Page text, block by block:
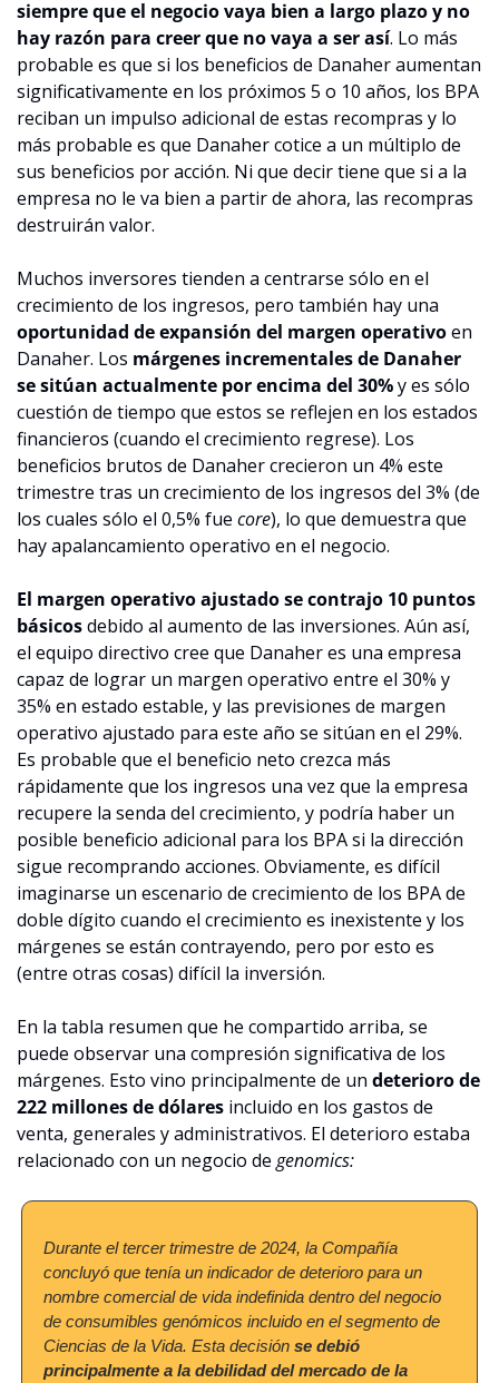
siempre que el negocio vaya bien a largo plazo y no
hay razón para creer que no vaya a ser así. Lo más
probable es que si los beneficios de Danaher aumentan
significativamente en los próximos 5 o 10 años, los BPA
reciban un impulso adicional de estas recompras y lo
más probable es que Danaher cotice a un múltiplo de
sus beneficios por acción. Ni que decir tiene que si a la
empresa no le va bien a partir de ahora, las recompras
destruirán valor.
Muchos inversores tienden a centrarse sólo en el
oportunidad de expansión del margen operativo en
Danaher. Los márgenes incrementales de Danaher
se sitúan actualmente por encima del 30% y es sólo
cuestión de tiempo que estos se reflejen en los estados
financieros (cuando el crecimiento regrese). Los
beneficios brutos de Danaher crecieron un 4% este
trimestre tras un crecimiento de los ingresos del 3% (de
los cuales sólo el 0,5% fue core), lo que demuestra que
hay apalancamiento operativo en el negocio.
El margen operativo ajustado se contrajo 10 puntos
básicos debido al aumento de las inversiones. Aún así,
el equipo directivo cree que Danaher es una empresa
capaz de lograr un margen operativo entre el 30% y
35% en estado estable, y las previsiones de margen
operativo ajustado para este año se sitúan en el 29%.
Es probable que el beneficio neto crezca más
rápidamente que los ingresos una vez que la empresa
recupere la senda del crecimiento, y podría haber un
posible beneficio adicional para los BPA si la dirección
sigue recomprando acciones. Obviamente, es difícil
imaginarse un escenario de crecimiento de los BPA de
doble dígito cuando el crecimiento es inexistente y los
márgenes se están contrayendo, pero por esto es
(entre otras cosas) difícil la inversión.
En la tabla resumen que he compartido arriba, se
puede observar una compresión significativa de los
márgenes. Esto vino principalmente de un deterioro de
222 millones de dólares incluido en los gastos de
venta, generales y administrativos. El deterioro estaba
relacionado con un negocio de genomics:
Durante el tercer trimestre de 2024, la Compañía
concluyó que tenía un indicador de deterioro para un
nombre comercial de vida indefinida dentro del negocio
de consumibles genómicos incluido en el segmento de
Ciencias de la Vida. Esta decisión se debió
principalmente a la debilidad del mercado de la